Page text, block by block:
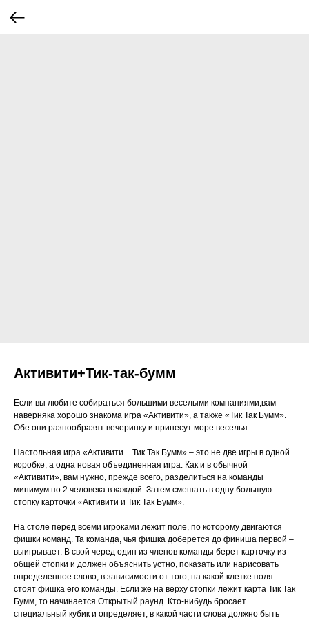
Активити+Тик-так-бумм
Если вы любите собираться большими веселыми компаниями,вам
наверняка хорошо знакома игра «Активити», а также «Тик Так Бумм».
Обе они разнообразят вечеринку и принесут море веселья.
Настольная игра «Активити + Тик Так Бумм» – это не две игры в одной
коробке, а одна новая объединенная игра. Как и в обычной
«Активити», вам нужно, прежде всего, разделиться на команды
минимум по 2 человека в каждой. Затем смешать в одну большую
стопку карточки «Активити и Тик Так Бумм».
На столе перед всеми игроками лежит поле, по которому двигаются
фишки команд. Та команда, чья фишка доберется до финиша первой –
выигрывает. В свой черед один из членов команды берет карточку из
общей стопки и должен объяснить устно, показать или нарисовать
определенное слово, в зависимости от того, на какой клетке поля
стоят фишка его команды. Если же на верху стопки лежит карта Тик Так
Бумм, то начинается Открытый раунд. Кто-нибудь бросает
специальный кубик и определяет, в какой части слова должно быть